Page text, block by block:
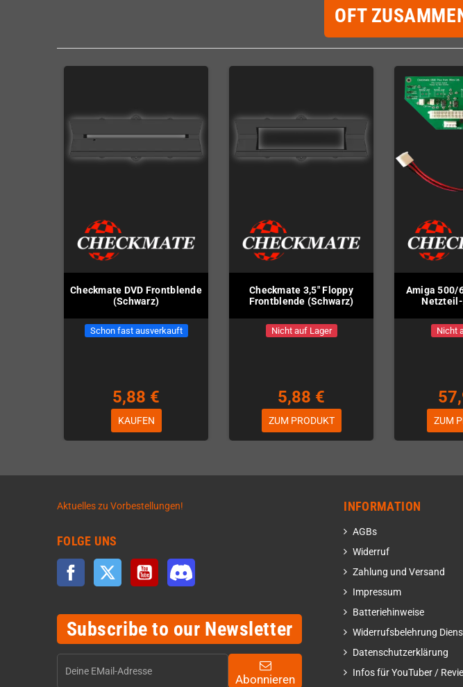
OFT
Checkmate DVD Frontblende
(Schwarz)
Schon fast ausverkauft
5,88 €
KAUFEN
Checkmate 3,5" Floppy
Frontblende (Schwarz)
Nicht auf Lager
5,88 €
ZUM PRODUKT
Amiga 500/
Nicht
ZUM
Aktuelles zu Vorbestellungen!
FOLGE UNS
Facebook Twitter YouTube
Subscribe to our Newsletter
Abonnieren
INFORMATION
AGBs
Widerruf
Zahlung und Versand
Impressum
Batteriehinweise
Widerrufsbelehrung
Datenschutzerklärung
Infos für YouTuber /